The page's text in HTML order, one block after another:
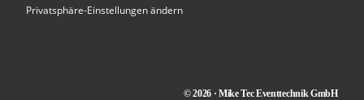
Privatsphäre-Einstellungen ändern
© 2026 · Mike Tec Eventtechnik GmbH